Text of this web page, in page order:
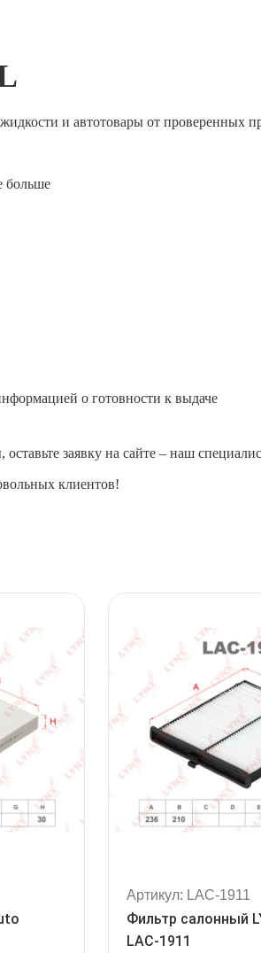
и автотовары от проверенных
больше
о готовности к выдаче
заявку на сайте – наш
клиентов!
Артикул: LAC-1911
Фильтр салонный
LAC-1911